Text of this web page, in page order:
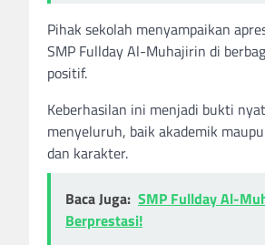
Pihak sekolah menyampaikan
SMP Fullday Al-Muhajirin di
positif.
Keberhasilan ini menjadi bukti
menyeluruh, baik akademik
dan karakter.
Baca Juga: SMP Fullday Al-
Berprestasi!